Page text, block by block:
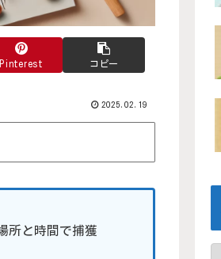
Pinterest コピー
2025.02.19
所と時間で捕獲